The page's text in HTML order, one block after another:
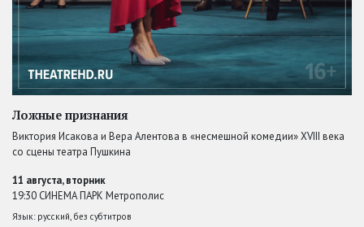
Ложные признания
Виктория Исакова и Вера Алентова в «несмешной комедии» XVIII века
со сцены театра Пушкина
11 августа, вторник
19:30 СИНЕМА ПАРК Метрополис
Язык: русский, без субтитров